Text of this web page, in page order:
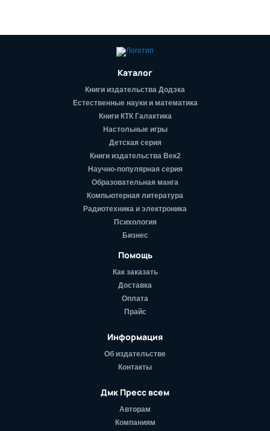
Каталог
Книги издательства Додэка
Естественные науки и математика
Книги КТК Галактика
Настольные игры
Детская серия
Книги издательства Век2
Научно-популярная серия
Образовательная манга
Компьютерная литература
Радиотехника и электроника
Психология
Бизнес
Помощь
Как заказать
Доставка
Оплата
Прайс
Информация
Об издательстве
Контакты
Дмк Пресс всем
Авторам
Компаниям